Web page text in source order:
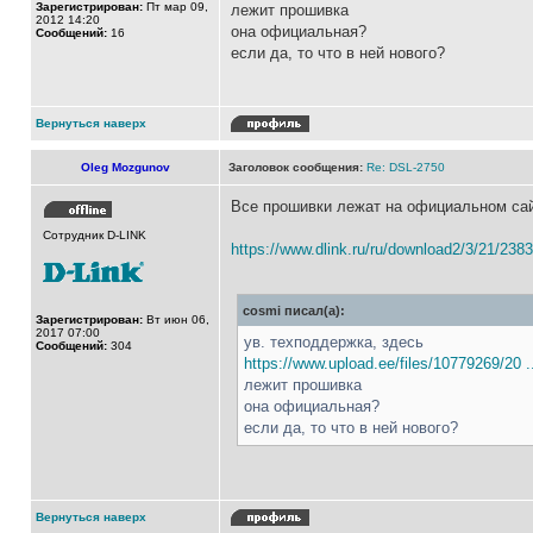
Зарегистрирован: Пт мар 09,
2012 14:20
Сообщений: 16
лежит прошивка
она официальная?
если да, то что в ней нового?
Вернуться наверх
Oleg Mozgunov Заголовок сообщения: Re: DSL-2750
Сотрудник D-LINK
Зарегистрирован: Вт июн 06,
2017 07:00
Сообщений: 304
Все прошивки лежат на официальном
https://www.dlink.ru/ru/download2/3/21/
cosmi писал(а):
ув. техподдержка, здесь
https://www.upload.ee/files/10779269/20
лежит прошивка
она официальная?
если да, то что в ней нового?
Вернуться наверх